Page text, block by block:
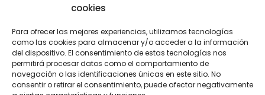
cookies
Para ofrecer las mejores experiencias, utilizamos tecnologías
como las cookies para almacenar y/o acceder a la información
del dispositivo. El consentimiento de estas tecnologías nos
permitirá procesar datos como el comportamiento de
navegación o las identificaciones únicas en este sitio. No
consentir o retirar el consentimiento, puede afectar negativamente
COMPRA
SEGURA
ENVÍO 24-48H TIENDA FÍSICA